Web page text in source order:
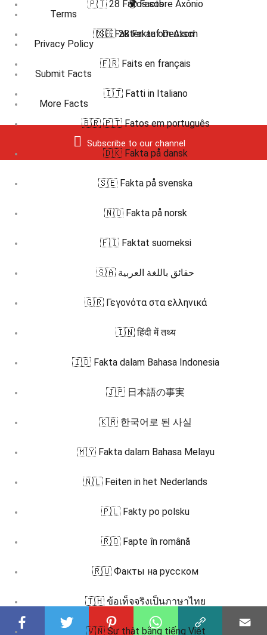
Terms
Privacy Policy
Submit Facts
More Facts
Subscribe to our channel
🇵🇹 28 Fatos sobre Axônio
🇸🇪 28 Fakta om Axon
🌍 Facts
🇩🇪 Fakten auf Deutsch
🇫🇷 Faits en français
🇮🇹 Fatti in Italiano
🇧🇷 🇵🇹 Fatos em português
🇩🇰 Fakta på dansk
🇸🇪 Fakta på svenska
🇳🇴 Fakta på norsk
🇫🇮 Faktat suomeksi
🇸🇦 حقائق باللغة العربية
🇬🇷 Γεγονότα στα ελληνικά
🇮🇳 हिंदी में तथ्य
🇮🇩 Fakta dalam Bahasa Indonesia
🇯🇵 日本語の事実
🇰🇷 한국어로 된 사실
🇲🇾 Fakta dalam Bahasa Melayu
🇳🇱 Feiten in het Nederlands
🇵🇱 Fakty po polsku
🇷🇴 Fapte în română
🇷🇺 Факты на русском
🇹🇭 ข้อเท็จจริงเป็นภาษาไทย
🇻🇳 Sự thật bằng tiếng Việt